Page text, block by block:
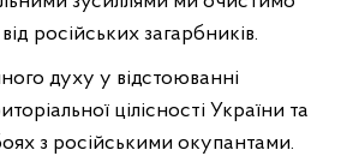
російських загарбників.
духу у відстоюванні
цілісності України та
з російськими окупантами.